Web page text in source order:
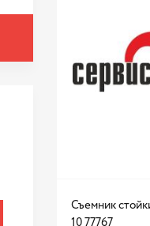
Съемник
10 77767